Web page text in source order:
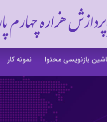
هزاره
بازنویسی محتوا نمونه کار